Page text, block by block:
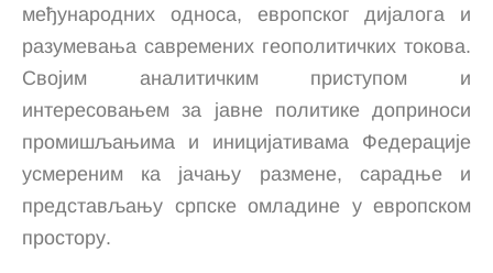
међународних односа, европског дијалога и
разумевања савремених геополитичких токова.
Својим аналитичким приступом и
интересовањем за јавне политике доприноси
промишљањима и иницијативама Федерације
усмереним ка јачању размене, сарадње и
представљању српске омладине у европском
простору.